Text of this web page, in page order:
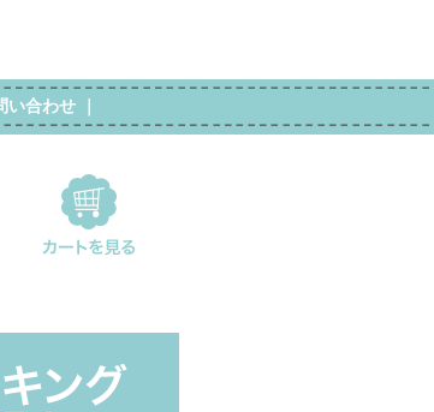
い合わせ